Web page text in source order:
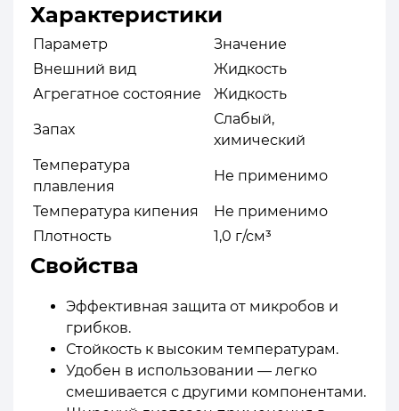
Характеристики
Параметр
Значение
Внешний вид
Жидкость
Агрегатное состояние
Жидкость
Запах
Слабый,
химический
Температура
плавления
Не применимо
Температура кипения
Не применимо
Плотность
1,0 г/см³
Свойства
Эффективная защита от микробов и
грибков.
Стойкость к высоким температурам.
Удобен в использовании — легко
смешивается с другими компонентами.